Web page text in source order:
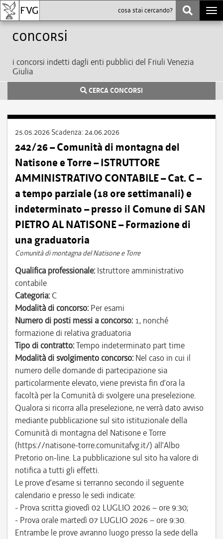
Concorsi
i concorsi indetti dagli enti pubblici del Friuli Venezia
Giulia
CERCA CONCORSI
25.05.2026 Scadenza: 24.06.2026
242/26 – Comunità di montagna del
Natisone e Torre – ISTRUTTORE
AMMINISTRATIVO CONTABILE – Cat. C –
a tempo parziale (18 ore settimanali) e
indeterminato – presso il Comune di SAN
PIETRO AL NATISONE – Formazione di
una graduatoria
Comunità di montagna del Natisone e Torre
Qualifica professionale: Istruttore amministrativo
contabile
Categoria: C
Modalità di concorso: Per esami
Numero di posti messi a concorso: 1, nonché
formazione di relativa graduatoria
Tipo di contratto:Tempo indeterminato part time
Modalità di svolgimento concorso: Nel caso in cui il
numero delle domande di partecipazione sia
particolarmente elevato, viene prevista fin d’ora la
facoltà per la Comunità di svolgere una preselezione.
Qualora si ricorra alla preselezione, ne verrà dato avviso
mediante pubblicazione sul sito istituzionale della
Comunità di montagna del Natisone e Torre
(https://natisone-torre.comunitafvg.it/) all’Albo
Pretorio on-line. La pubblicazione sul sito ha valore di
notifica a tutti gli effetti.
Le prove d’esame si terranno secondo il seguente
calendario e presso le sedi indicate:
- Prova scritta giovedì 02 LUGLIO 2026 – ore 9:30;
- Prova orale martedì 07 LUGLIO 2026 – ore 9:30.
Entrambe le prove avranno luogo presso la sede della